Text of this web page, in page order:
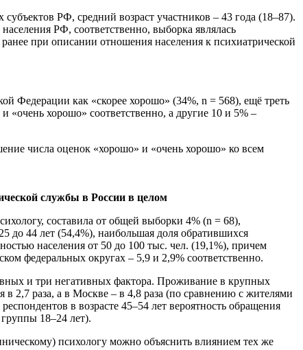
РФ, средний возраст участников – 43 года (18–87).
РФ, соответственно, выборка являлась
при описании отношения населения к психиатрической
Федерации как «скорее хорошо» (34%, n = 568), ещё треть
«очень хорошо» соответственно, а другие 10 и 5% –
числа оценок «хорошо» и «очень хорошо» ко всем
службы в России в целом
составила от общей выборки 4% (n = 68),
до 44 лет (54,4%), наибольшая доля обратившихся
населения от 50 до 100 тыс. чел. (19,1%), причем
федеральных округах – 5,9 и 2,9% соответственно.
и три негативных фактора. Проживание в крупных
2,7 раза, а в Москве – в 4,8 раза (по сравнению с жителями
в возрасте 45–54 лет вероятность обращения
18–24 лет).
психологу можно объяснить влиянием тех же